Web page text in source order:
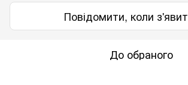
Повідомити, коли
До обраного